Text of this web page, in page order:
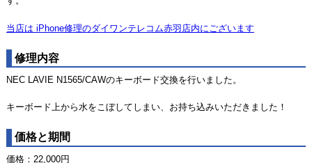
当店は iPhone修理のダイワンテレコム赤羽店内にございます
修理内容
NEC LAVIE N1565/CAWのキーボード交換を行いました。
キーボード上から水をこぼしてしまい、お持ち込みいただきました！
価格と期間
価格：22,000円